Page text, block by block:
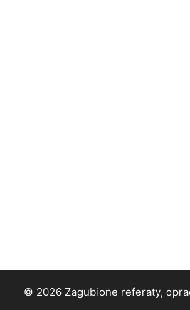
© 2026 Zagubione referaty,